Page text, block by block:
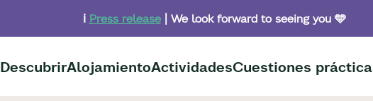
ℹ️ Press release| We look forward to seeing you 🩵
DescubrirAlojamientoActividadesCuestiones